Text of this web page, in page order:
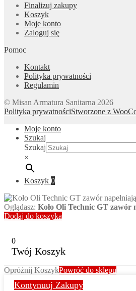
Finalizuj zakupy
Koszyk
Moje konto
Zaloguj się
Pomoc
Kontakt
Polityka prywatności
Regulamin
© Misan Armatura Sanitarna 2026
Polityka prywatnościStworzone z
Moje konto
Szukaj
Szukaj
×
Koszyk 0
Oglądasz: Koło Oli Technic GT zawór
Dodaj do koszyka
0
Twój Koszyk
Opróżnij KoszykPowróć do sklepu
Kontynuuj Zakupy